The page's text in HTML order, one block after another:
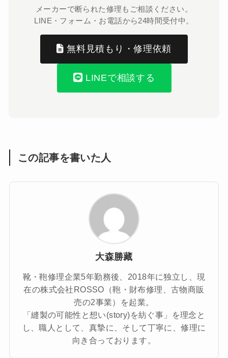
メーカーで断られた修理もご相談ください。
LINE・フォーム・お電話から24時間受付中。
無料見積もり・修理依頼
LINEで相談する
この記事を書いた人
大森勝藏
靴・鞄修理企業5年勤務後、2018年に独立し、現
在の株式会社ROSSO（鞄・財布修理、古物商販
売の2事業）を起業。
「縫製の可能性と想い(story)を紡ぐ事」を理念と
し、職人として、真摯に、そして丁寧に、修理に
向き合っております。